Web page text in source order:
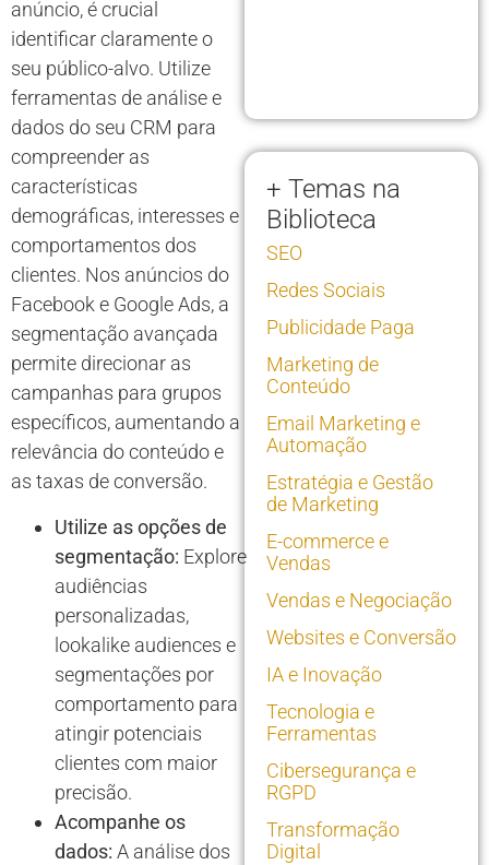
anúncio, é crucial
identificar claramente o
seu público-alvo. Utilize
ferramentas de análise e
dados do seu CRM para
compreender as
características
demográficas, interesses e
comportamentos dos
clientes. Nos anúncios do
Facebook e Google Ads, a
segmentação avançada
permite direcionar as
campanhas para grupos
específicos, aumentando a
relevância do conteúdo e
as taxas de conversão.
Utilize as opções de
segmentação: Explore
audiências
personalizadas,
lookalike audiences e
segmentações por
comportamento para
atingir potenciais
clientes com maior
precisão.
Acompanhe os
dados: A análise dos
+ Temas na
Biblioteca
SEO
Redes Sociais
Publicidade Paga
Marketing de
Conteúdo
Email Marketing e
Automação
Estratégia e Gestão
de Marketing
E-commerce e
Vendas
Vendas e Negociação
Websites e Conversão
IA e Inovação
Tecnologia e
Ferramentas
Cibersegurança e
RGPD
Transformação
Digital